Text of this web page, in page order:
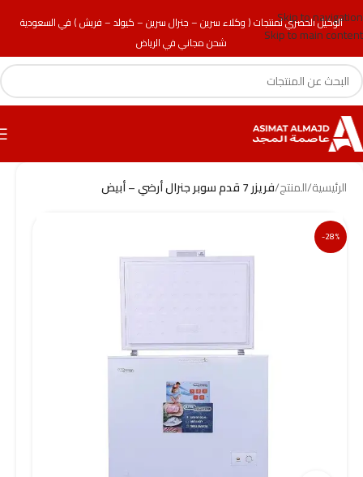
الوكيل الحصري لمنتجات ( وكلاء سرين – جنرال سرين – كيولد – فريش ) في السعودية
شحن مجاني في الرياض
Skip to navigation
Skip to main content
الرئيسية/المنتج/فريزر 7 قدم سوبر جنرال أرضي – أبيض
-28%